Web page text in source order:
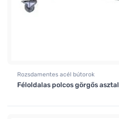
Rozsdamentes acél bútorok
Féloldalas polcos görgős asztal